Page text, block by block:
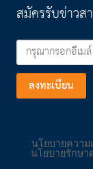
สมัครรับข่าวส
ลงทะเบียน
นโยบายควา
นโยบายรักษ